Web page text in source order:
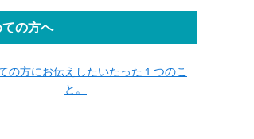
の方へ
の方にお伝えしたいたった１つのこ
と。